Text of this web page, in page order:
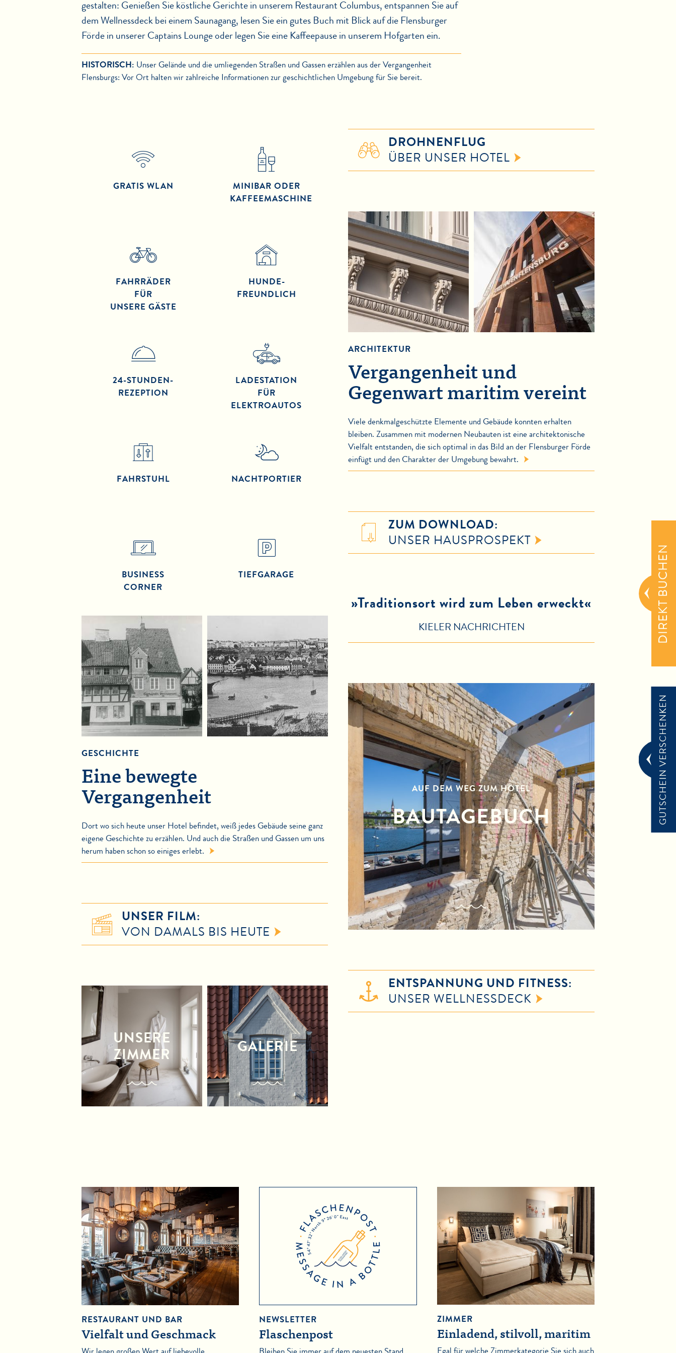
DIREKT BUCHEN
GUTSCHEIN VERSCHENKEN
gestalten: Genießen Sie köstliche Gerichte in unserem Restaurant Columbus, entspannen Sie auf
dem Wellnessdeck bei einem Saunagang, lesen Sie ein gutes Buch mit Blick auf die Flensburger
Förde in unserer Captains Lounge oder legen Sie eine Kaffeepause in unserem Hofgarten ein.
HISTORISCH: Unser Gelände und die umliegenden Straßen und Gassen erzählen aus der Vergangenheit
Flensburgs: Vor Ort halten wir zahlreiche Informationen zur geschichtlichen Umgebung für Sie bereit.
GRATIS WLAN
MINIBAR ODER
KAFFEEMASCHINE
FAHRRÄDER
FÜR
UNSERE GÄSTE
HUNDE­
FREUNDLICH
24-STUNDEN-
REZEPTION
LADESTATION
FÜR
ELEKTROAUTOS
FAHRSTUHL NACHTPORTIER
BUSINESS
CORNER
TIEFGARAGE
GESCHICHTE
Eine bewegte
Vergangenheit
Dort wo sich heute unser Hotel befindet, weiß jedes Gebäude seine ganz
eigene Geschichte zu erzählen. Und auch die Straßen und Gassen um uns
herum haben schon so einiges erlebt.
UNSER FILM:
VON DAMALS BIS HEUTE
UNSERE
ZIMMER
GALERIE
DROHNENFLUG
ÜBER UNSER HOTEL
ARCHITEKTUR
Vergangenheit und
Gegenwart maritim vereint
Viele denkmalgeschützte Elemente und Gebäude konnten erhalten
bleiben. Zusammen mit modernen Neubauten ist eine architektonische
Vielfalt entstanden, die sich optimal in das Bild an der Flensburger Förde
einfügt und den Charakter der Umgebung bewahrt.
ZUM DOWNLOAD:
UNSER HAUSPROSPEKT
»Traditionsort wird zum Leben erweckt«
KIELER NACHRICHTEN
AUF DEM WEG ZUM HOTEL
BAUTAGEBUCH
ENTSPANNUNG UND FITNESS:
UNSER WELLNESSDECK
RESTAURANT UND BAR
Vielfalt und Geschmack
NEWSLETTER
Flaschenpost
ZIMMER
Einladend, stilvoll, maritim